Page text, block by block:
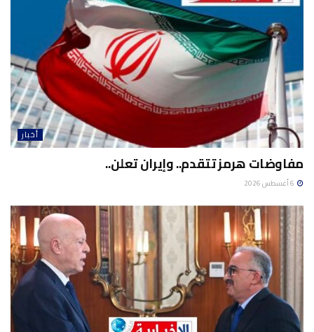
أخبار
مفاوضات هرمز تتقدم.. وإيران تعلن..